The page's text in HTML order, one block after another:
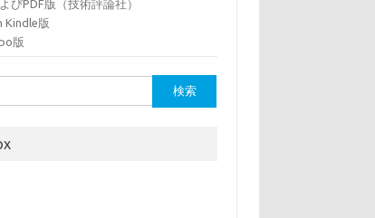
びPDF版（技術評論社）
Kindle版
版